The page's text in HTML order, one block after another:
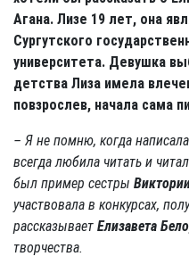
Агана. Лизе 19 лет, она
Сургутского
университета. Девушка
детства Лиза имела
повзрослев, начала сама
– Я не помню, когда
всегда любила читать и
был пример сестры
участвовала в конкурсах,
рассказывает Елизавета
творчества.